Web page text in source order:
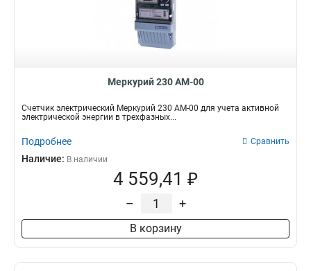
Меркурий 230 АМ-00
Счетчик электрический Меркурий 230 АМ-00 для учета активной
электрической энергии в трехфазных...
Подробнее Сравнить
Наличие: В наличии
4 559,41 ₽
– +
В корзину